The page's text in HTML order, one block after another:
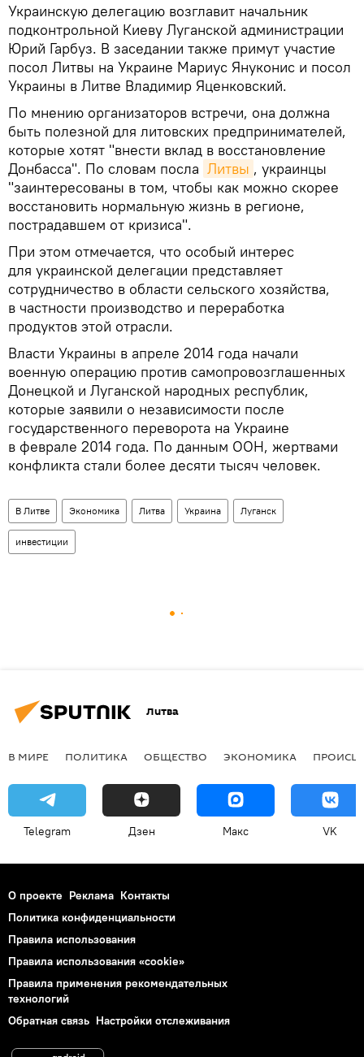
Украинскую делегацию возглавит начальник
подконтрольной Киеву Луганской администрации
Юрий Гарбуз. В заседании также примут участие
посол Литвы на Украине Мариус Януконис и посол
Украины в Литве Владимир Яценковский.
По мнению организаторов встречи, она должна
быть полезной для литовских предпринимателей,
которые хотят "внести вклад в восстановление
Донбасса". По словам посла Литвы , украинцы
"заинтересованы в том, чтобы как можно скорее
восстановить нормальную жизнь в регионе,
пострадавшем от кризиса".
При этом отмечается, что особый интерес
для украинской делегации представляет
сотрудничество в области сельского хозяйства,
в частности производство и переработка
продуктов этой отрасли.
Власти Украины в апреле 2014 года начали
военную операцию против самопровозглашенных
Донецкой и Луганской народных республик,
которые заявили о независимости после
государственного переворота на Украине
в феврале 2014 года. По данным ООН, жертвами
конфликта стали более десяти тысяч человек.
В Литве Экономика Литва Украина Луганск
инвестиции
Литва
В МИРЕ ПОЛИТИКА ОБЩЕСТВО ЭКОНОМИКА
Telegram Дзен Макс VK
О проекте Реклама Контакты
Политика конфиденциальности
Правила использования
Правила использования «cookie»
Правила применения рекомендательных
технологий
Обратная связь Настройки отслеживания